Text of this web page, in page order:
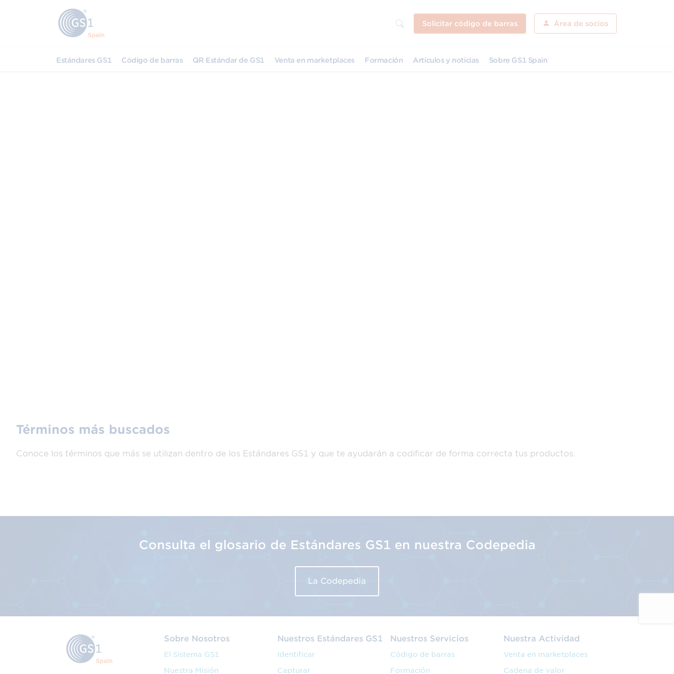
Solicitar código de barras Área de socios
Estándares GS1 Código de barras QR Estándar de GS1 Venta en marketplaces Formación Artículos y noticias Sobre GS1 Spain
Términos más buscados
Conoce los términos que más se utilizan dentro de los Estándares GS1 y que te ayudarán a codificar de forma correcta tus productos.
Consulta el glosario de Estándares GS1 en nuestra Codepedia
La Codepedia
Sobre Nosotros
El Sistema GS1
Nuestra Misión
Nuestros Estándares GS1
Identificar
Capturar
Nuestros Servicios
Código de barras
Formación
Nuestra Actividad
Venta en marketplaces
Cadena de valor